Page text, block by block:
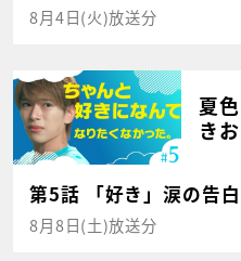
8月4日(火)放送分
夏
き
第5話 「好き」涙の告
8月8日(土)放送分